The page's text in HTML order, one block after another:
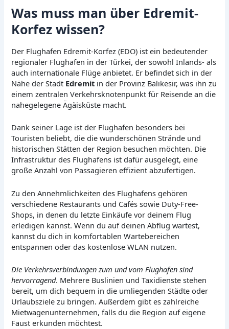
Was muss man über Edremit-
Korfez wissen?
Der Flughafen Edremit-Korfez (EDO) ist ein bedeutender
regionaler Flughafen in der Türkei, der sowohl Inlands- als
auch internationale Flüge anbietet. Er befindet sich in der
Nähe der Stadt Edremit in der Provinz Balıkesir, was ihn zu
einem zentralen Verkehrsknotenpunkt für Reisende an die
nahegelegene Ägäisküste macht.
Dank seiner Lage ist der Flughafen besonders bei
Touristen beliebt, die die wunderschönen Strände und
historischen Stätten der Region besuchen möchten. Die
Infrastruktur des Flughafens ist dafür ausgelegt, eine
große Anzahl von Passagieren effizient abzufertigen.
Zu den Annehmlichkeiten des Flughafens gehören
verschiedene Restaurants und Cafés sowie Duty-Free-
Shops, in denen du letzte Einkäufe vor deinem Flug
erledigen kannst. Wenn du auf deinen Abflug wartest,
kannst du dich in komfortablen Wartebereichen
entspannen oder das kostenlose WLAN nutzen.
Die Verkehrsverbindungen zum und vom Flughafen sind
hervorragend. Mehrere Buslinien und Taxidienste stehen
bereit, um dich bequem in die umliegenden Städte oder
Urlaubsziele zu bringen. Außerdem gibt es zahlreiche
Mietwagenunternehmen, falls du die Region auf eigene
Faust erkunden möchtest.